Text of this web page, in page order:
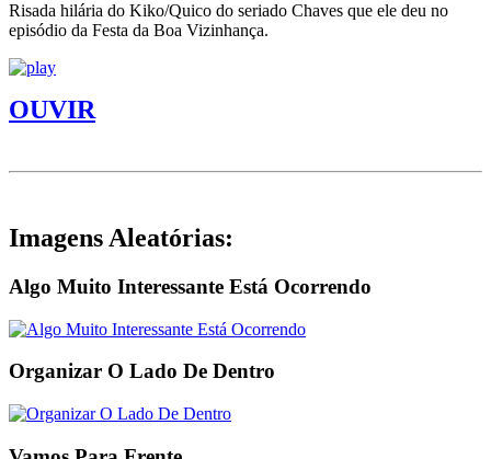
Risada hilária do Kiko/Quico do seriado Chaves que ele deu no
episódio da Festa da Boa Vizinhança.
OUVIR
Imagens Aleatórias:
Algo Muito Interessante Está Ocorrendo
Organizar O Lado De Dentro